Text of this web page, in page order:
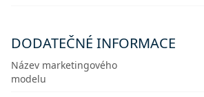
DODATEČNÉ INFORMACE
Název marketingového
modelu